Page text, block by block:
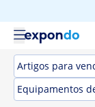
Artigos para
Equipamentos